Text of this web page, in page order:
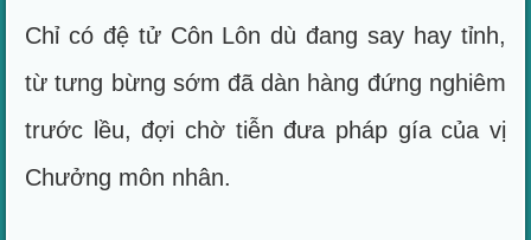
Chỉ có đệ tử Côn Lôn dù đang say hay tỉnh,
từ tưng bừng sớm đã dàn hàng đứng nghiêm
trước lều, đợi chờ tiễn đưa pháp gía của vị
Chưởng môn nhân.